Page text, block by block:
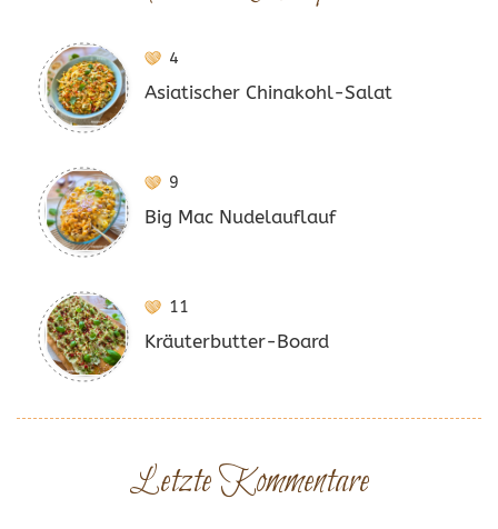
4
Asiatischer Chinakohl-Salat
9
Big Mac Nudelauflauf
11
Kräuterbutter-Board
Letzte Kommentare